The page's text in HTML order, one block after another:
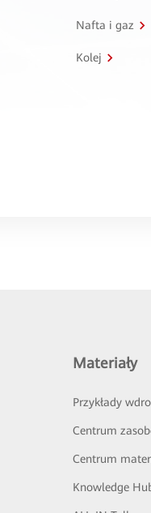
Nafta i gaz
Kolej
Materiały
Przykłady
Centrum
Centrum
Knowledge